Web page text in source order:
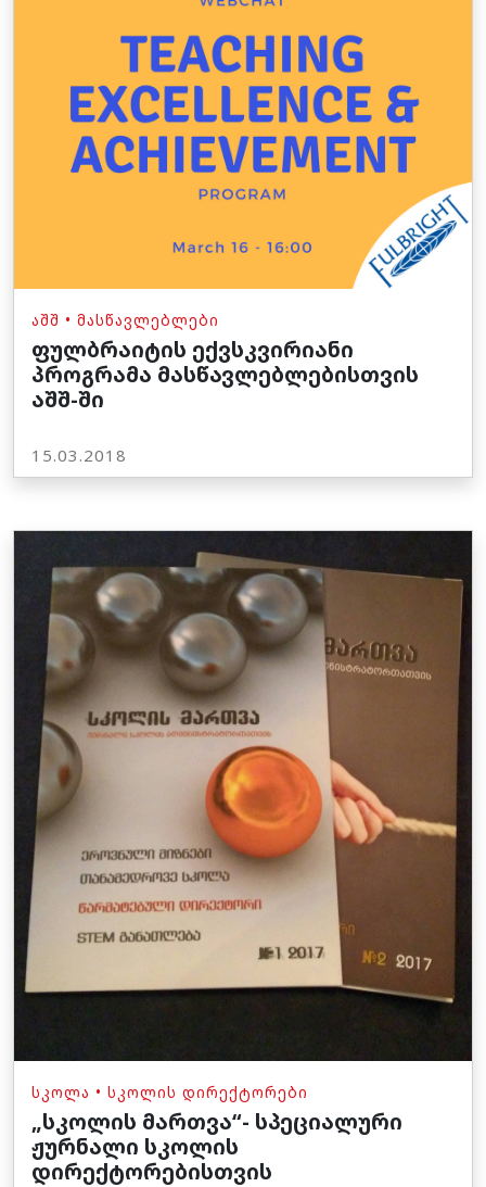
ᲐᲨᲨ • ᲛᲐᲡᲬᲐᲕᲚᲔᲑᲚᲔᲑᲘ
ფულბრაიტის ექვსკვირიანი
პროგრამა მასწავლებლებისთვის
აშშ-ში
15.03.2018
ᲡᲙᲝᲚᲐ • ᲡᲙᲝᲚᲘᲡ ᲓᲘᲠᲔᲥᲢᲝᲠᲔᲑᲘ
„სკოლის მართვა“- სპეციალური
ჟურნალი სკოლის
დირექტორებისთვის